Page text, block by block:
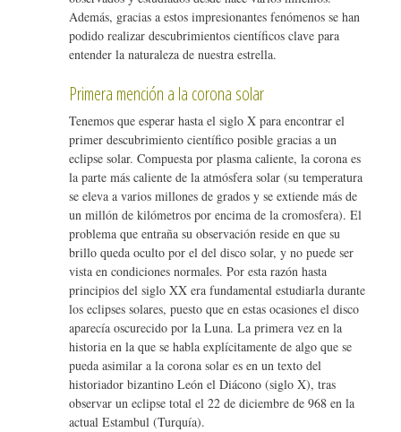
Además, gracias a estos impresionantes fenómenos se han
podido realizar descubrimientos científicos clave para
entender la naturaleza de nuestra estrella.
Primera mención a la corona solar
Tenemos que esperar hasta el siglo X para encontrar el
primer descubrimiento científico posible gracias a un
eclipse solar. Compuesta por plasma caliente, la corona es
la parte más caliente de la atmósfera solar (su temperatura
se eleva a varios millones de grados y se extiende más de
un millón de kilómetros por encima de la cromosfera). El
problema que entraña su observación reside en que su
brillo queda oculto por el del disco solar, y no puede ser
vista en condiciones normales. Por esta razón hasta
principios del siglo XX era fundamental estudiarla durante
los eclipses solares, puesto que en estas ocasiones el disco
aparecía oscurecido por la Luna. La primera vez en la
historia en la que se habla explícitamente de algo que se
pueda asimilar a la corona solar es en un texto del
historiador bizantino León el Diácono (siglo X), tras
observar un eclipse total el 22 de diciembre de 968 en la
actual Estambul (Turquía).